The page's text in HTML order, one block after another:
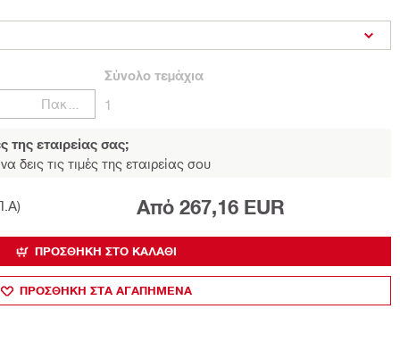
Σύνολο τεμάχια
1
της εταιρείας σας;
δεις τις τιμές της εταιρείας σου
Από 267,16 EUR
ΠΡΟΣΘΉΚΗ ΣΤΟ ΚΑΛΆΘΙ
ΠΡΟΣΘΗΚΗ ΣΤΑ ΑΓΑΠΗΜΕΝΑ